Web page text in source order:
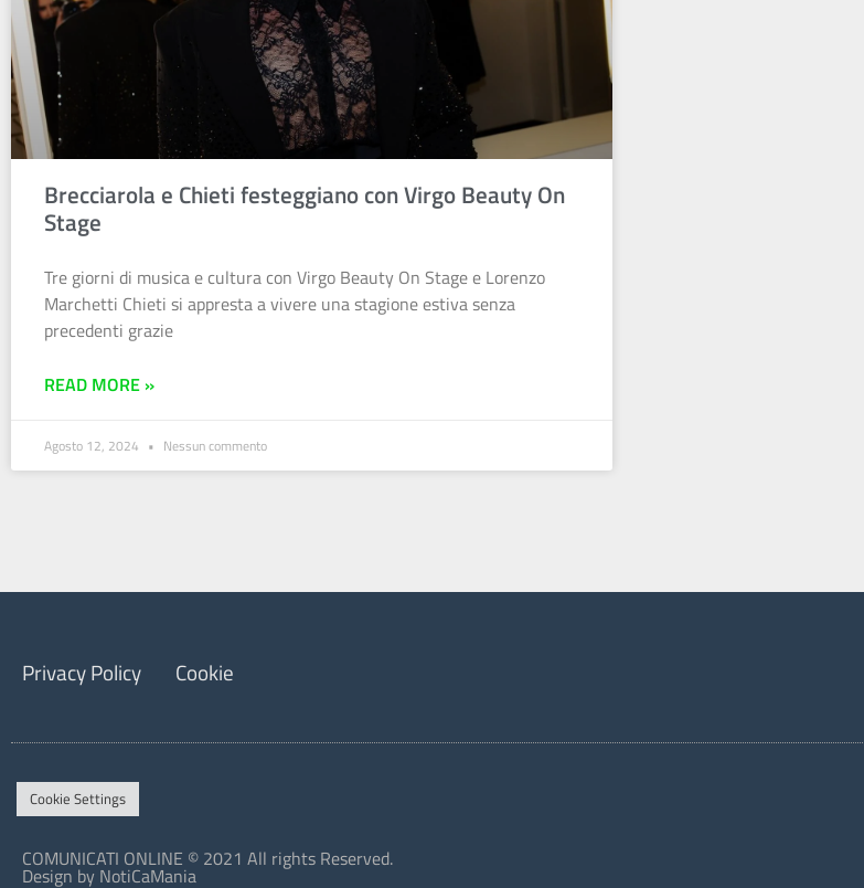
Brecciarola e Chieti festeggiano con Virgo Beauty On
Stage
Tre giorni di musica e cultura con Virgo Beauty On Stage e Lorenzo
Marchetti Chieti si appresta a vivere una stagione estiva senza
precedenti grazie
READ MORE »
Agosto 12, 2024 Nessun commento
Privacy Policy Cookie
Cookie Settings
COMUNICATI ONLINE © 2021 All rights Reserved.
Design by NotiCaMania